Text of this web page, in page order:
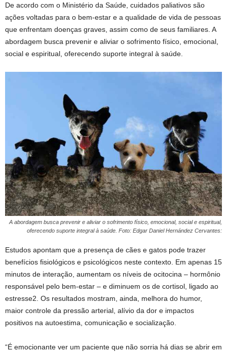
De acordo com o Ministério da Saúde, cuidados paliativos são
ações voltadas para o bem-estar e a qualidade de vida de pessoas
que enfrentam doenças graves, assim como de seus familiares. A
abordagem busca prevenir e aliviar o sofrimento físico, emocional,
social e espiritual, oferecendo suporte integral à saúde.
A abordagem busca prevenir e aliviar o sofrimento físico, emocional, social e espiritual,
oferecendo suporte integral à saúde. Foto: Edgar Daniel Hernández Cervantes:
Estudos apontam que a presença de cães e gatos pode trazer
benefícios fisiológicos e psicológicos neste contexto. Em apenas 15
minutos de interação, aumentam os níveis de ocitocina – hormônio
responsável pelo bem-estar – e diminuem os de cortisol, ligado ao
estresse2. Os resultados mostram, ainda, melhora do humor,
maior controle da pressão arterial, alívio da dor e impactos
positivos na autoestima, comunicação e socialização.
“É emocionante ver um paciente que não sorria há dias se abrir em